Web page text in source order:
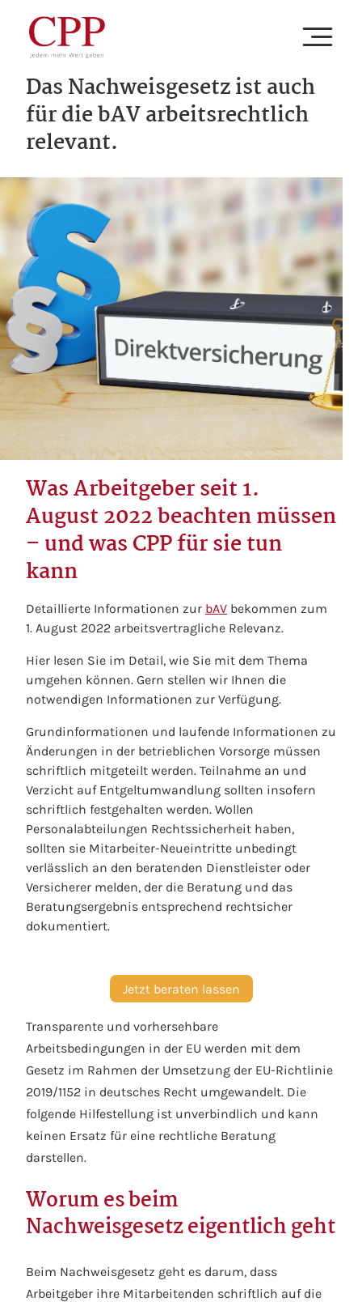
IHR UNTERNEHMEN
Ihre Aufgabe
Ihr Thema
Beratung
Versorgung
Verwaltung
CPP
Unternehmen
NewsroomZUM BAV PORTAL
Das Nachweisgesetz ist auch
für die bAV arbeitsrechtlich
relevant.
Was Arbeitgeber seit 1.
August 2022 beachten müssen
– und was CPP für sie tun
kann
Detaillierte Informationen zur bAV bekommen zum
1. August 2022 arbeitsvertragliche Relevanz.
Hier lesen Sie im Detail, wie Sie mit dem Thema
umgehen können. Gern stellen wir Ihnen die
notwendigen Informationen zur Verfügung.
Grundinformationen und laufende Informationen zu
Änderungen in der betrieblichen Vorsorge müssen
schriftlich mitgeteilt werden. Teilnahme an und
Verzicht auf Entgeltumwandlung sollten insofern
schriftlich festgehalten werden. Wollen
Personalabteilungen Rechtssicherheit haben,
sollten sie Mitarbeiter-Neueintritte unbedingt
verlässlich an den beratenden Dienstleister oder
Versicherer melden, der die Beratung und das
Beratungsergebnis entsprechend rechtsicher
dokumentiert.
Jetzt beraten lassen
Transparente und vorhersehbare
Arbeitsbedingungen in der EU werden mit dem
Gesetz im Rahmen der Umsetzung der EU-Richtlinie
2019/1152 in deutsches Recht umgewandelt. Die
folgende Hilfestellung ist unverbindlich und kann
keinen Ersatz für eine rechtliche Beratung
darstellen.
Worum es beim
Nachweisgesetz eigentlich geht
Beim Nachweisgesetz geht es darum, dass
Arbeitgeber ihre Mitarbeitenden schriftlich auf die